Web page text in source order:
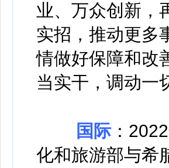
业、万众创新，
实招，推动更多
情做好保障和改
当实干，调动一
国际：
化和旅游部与希